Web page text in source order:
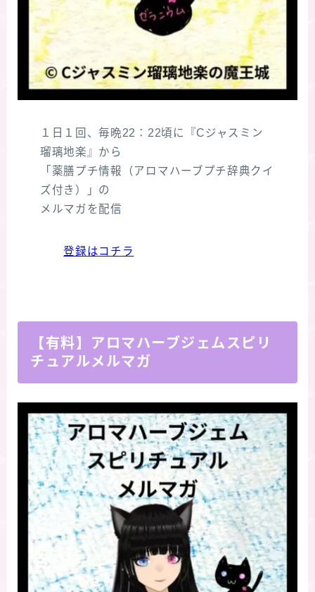
１日１回、毎晩22：22頃に『Cジャスミン
瑠璃地楽』から
「薬膳プチ情報（アロマハーブプチ辞典クイ
ズ付き）」の
メルマガを配信
登録はコチラ
【有料】アロマハーブジェムスピリ
チュアルメルマガ